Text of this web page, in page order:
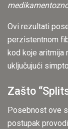
Ovi rezultati
perzistentnom
kod koje aritmija
uključujući
Zašto
Posebnost ove
postupak